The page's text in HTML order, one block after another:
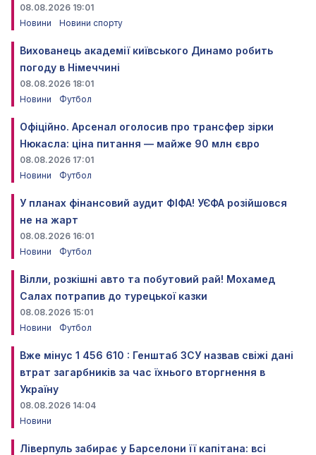
08.08.2026 19:01
Новини
Новини спорту
Вихованець академії київського Динамо робить
погоду в Німеччині
08.08.2026 18:01
Новини
Футбол
Офіційно. Арсенал оголосив про трансфер зірки
Нюкасла: ціна питання — майже 90 млн євро
08.08.2026 17:01
Новини
Футбол
У планах фінансовий аудит ФІФА! УЄФА розійшовся
не на жарт
08.08.2026 16:01
Новини
Футбол
Вілли, розкішні авто та побутовий рай! Мохамед
Салах потрапив до турецької казки
08.08.2026 15:01
Новини
Футбол
Вже мінус 1 456 610 : Генштаб ЗСУ назвав свіжі дані
втрат загарбників за час їхнього вторгнення в
Україну
08.08.2026 14:04
Новини
Ліверпуль забирає у Барселони її капітана: всі